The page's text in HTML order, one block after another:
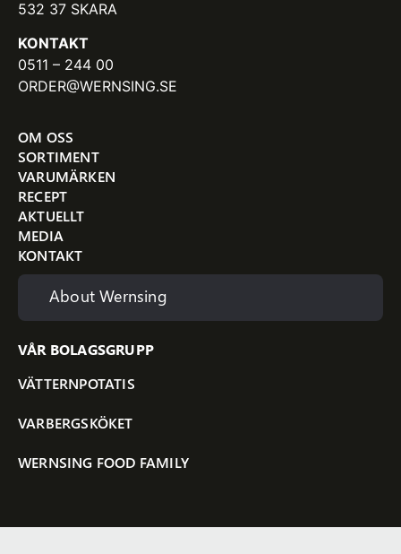
532 37 SKARA
KONTAKT
0511 – 244 00
ORDER@WERNSING.SE
OM OSS
SORTIMENT
VARUMÄRKEN
RECEPT
AKTUELLT
MEDIA
KONTAKT
About Wernsing
VÅR BOLAGSGRUPP
VÄTTERNPOTATIS
VARBERGSKÖKET
WERNSING FOOD FAMILY